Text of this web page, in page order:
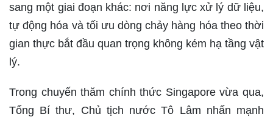
sang một giai đoạn khác: nơi năng lực xử lý dữ liệu,
tự động hóa và tối ưu dòng chảy hàng hóa theo thời
gian thực bắt đầu quan trọng không kém hạ tầng vật
lý.
Trong chuyến thăm chính thức Singapore vừa qua,
Tổng Bí thư, Chủ tịch nước Tô Lâm nhấn mạnh